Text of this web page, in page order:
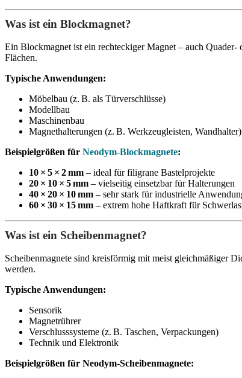
Was ist ein Blockmagnet?
Ein Blockmagnet ist ein rechteckiger Magnet – auch Quader-
Flächen.
Typische Anwendungen:
Möbelbau (z. B. als Türverschlüsse)
Modellbau
Maschinenbau
Magnethalterungen (z. B. Werkzeugleisten, Wandhalter)
Beispielgrößen für Neodym-Blockmagnete:
10 × 5 × 2 mm – ideal für filigrane Bastelprojekte
20 × 10 × 5 mm – vielseitig einsetzbar für Halterungen
40 × 20 × 10 mm – sehr stark für industrielle
60 × 30 × 15 mm – extrem hohe Haftkraft für
Was ist ein Scheibenmagnet?
Scheibenmagnete sind kreisförmig mit meist gleichmäßiger
werden.
Typische Anwendungen:
Sensorik
Magnetrührer
Verschlusssysteme (z. B. Taschen, Verpackungen)
Technik und Elektronik
Beispielgrößen für Neodym-Scheibenmagnete: